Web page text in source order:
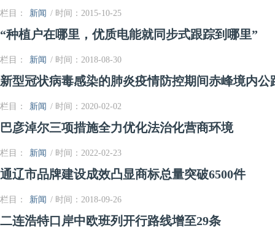
栏目： 新闻 / 时间：2015-10-25
“种植户在哪里，优质电能就同步式跟踪到哪里”
栏目： 新闻 / 时间：2018-08-30
新型冠状病毒感染的肺炎疫情防控期间赤峰境内公
栏目： 新闻 / 时间：2020-02-02
巴彦淖尔三项措施全力优化法治化营商环境
栏目： 新闻 / 时间：2022-02-23
通辽市品牌建设成效凸显商标总量突破6500件
栏目： 新闻 / 时间：2018-09-26
二连浩特口岸中欧班列开行路线增至29条